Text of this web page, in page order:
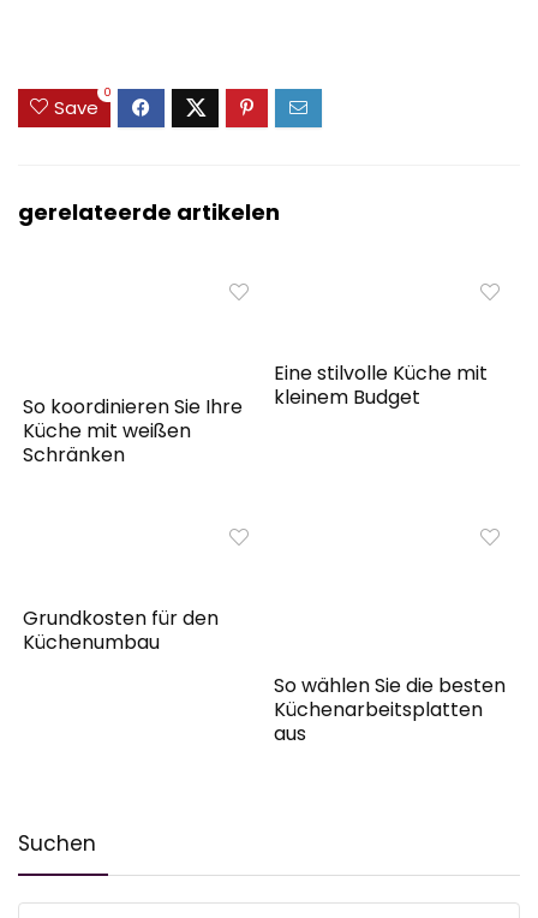
Save
0
gerelateerde artikelen
So koordinieren Sie Ihre
Küche mit weißen
Schränken
Eine stilvolle Küche mit
kleinem Budget
Grundkosten für den
Küchenumbau
So wählen Sie die besten
Küchenarbeitsplatten
aus
Suchen